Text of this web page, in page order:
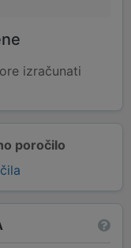
poročilo
izračunati